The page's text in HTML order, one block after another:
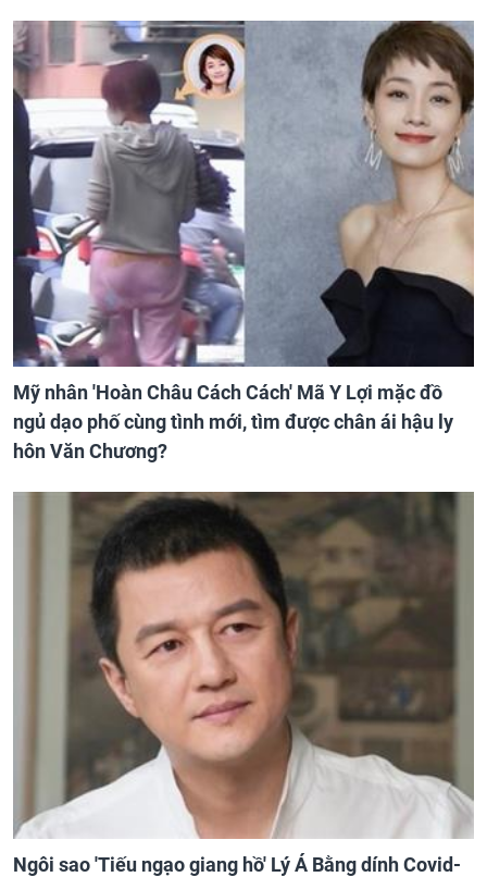
Mỹ nhân 'Hoàn Châu Cách Cách' Mã Y Lợi mặc đồ
ngủ dạo phố cùng tình mới, tìm được chân ái hậu ly
hôn Văn Chương?
Ngôi sao 'Tiếu ngạo giang hồ' Lý Á Bằng dính Covid-